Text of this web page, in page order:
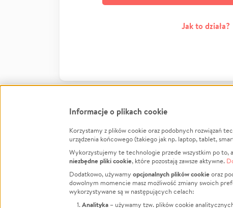
Jak to działa?
FacebookTwitter Instagram
LinkedInTikTok Youtube
Jak to
Polityka
Informacje o plikach cookie
Korzystamy z plików cookie oraz podobnych rozwiązań
urządzenia końcowego (takiego jak np. laptop, tablet,
Wykorzystujemy te technologie przede wszystkim po to,
niezbędne pliki cookie, które pozostają zawsze aktywne.
Dodatkowo, używamy opcjonalnych plików cookieoraz
dowolnym momencie masz możliwość zmiany swoich
wykorzystywane są w następujących celach:
Analityka – używamy tzw. plików cookie